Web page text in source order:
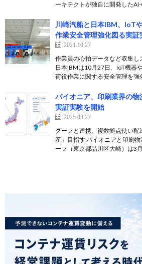
ーキテクトが独自に開発した
川崎汽船と日本IBM、IoT
作業安全管理強化図る実証
2021.10.27
作業員の心拍データなど収集し
日本IBMは10月27日、IoT機器
荷役作業に関する安全管理を強
パイオニア、印刷業界の
実証実験を開始
2025.03.27
グーフと連携、複数拠点使い
産」目指す パイオニアと印刷
ーフ（東京都品川区大崎）は3